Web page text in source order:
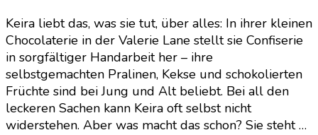
Keira liebt das, was sie tut, über alles: In ihrer kleinen
Chocolaterie in der Valerie Lane stellt sie Confiserie
in sorgfältiger Handarbeit her – ihre
selbstgemachten Pralinen, Kekse und schokolierten
Früchte sind bei Jung und Alt beliebt. Bei all den
leckeren Sachen kann Keira oft selbst nicht
widerstehen. Aber was macht das schon? Sie steht …